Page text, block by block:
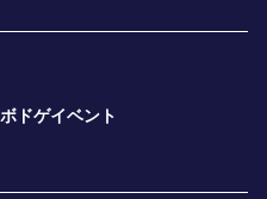
ボドゲイベント